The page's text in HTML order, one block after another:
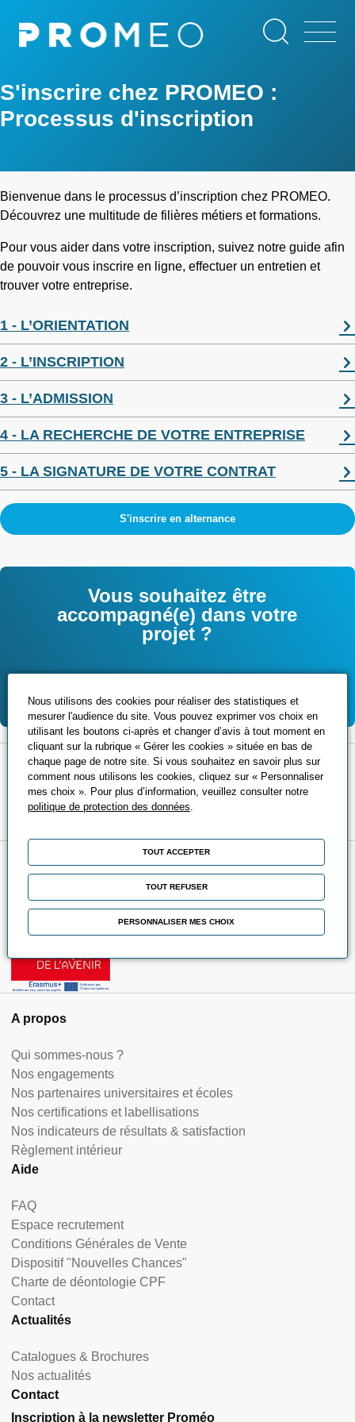
contenu
S'inscrire chez PROMEO :
Processus d'inscription
Bienvenue dans le processus d’inscription chez PROMEO.
Découvrez une multitude de filières métiers et formations.
Pour vous aider dans votre inscription, suivez notre guide afin
de pouvoir vous inscrire en ligne, effectuer un entretien et
trouver votre entreprise.
1 - L’ORIENTATION
2 - L’INSCRIPTION
3 - L’ADMISSION
4 - LA RECHERCHE DE VOTRE ENTREPRISE
5 - LA SIGNATURE DE VOTRE CONTRAT
S'inscrire en alternance
Vous souhaitez être
accompagné(e) dans votre
projet ?
A propos
Qui sommes-nous ?
Nos engagements
Nos partenaires universitaires et écoles
Nos certifications et labellisations
Nos indicateurs de résultats & satisfaction
Règlement intérieur
Aide
FAQ
Espace recrutement
Conditions Générales de Vente
Dispositif "Nouvelles Chances"
Charte de déontologie CPF
Contact
Actualités
Catalogues & Brochures
Nos actualités
Contact
Inscription à la newsletter Proméo
Certifications
Partenaires
Nous utilisons des cookies pour réaliser des statistiques et
mesurer l'audience du site. Vous pouvez exprimer vos choix en
utilisant les boutons ci-après et changer d’avis à tout moment en
cliquant sur la rubrique « Gérer les cookies » située en bas de
chaque page de notre site. Si vous souhaitez en savoir plus sur
comment nous utilisons les cookies, cliquez sur « Personnaliser
mes choix ». Pour plus d’information, veuillez consulter notre
politique de protection des données
TOUT ACCEPTER
TOUT REFUSER
PERSONNALISER MES CHOIX